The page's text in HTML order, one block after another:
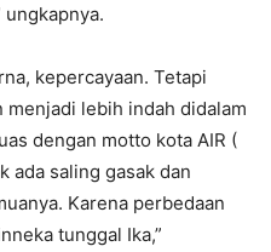
ungkapnya.
kepercayaan. Tetapi
menjadi lebih indah didalam
dengan motto kota AIR (
ada saling gasak dan
Karena perbedaan
tunggal Ika,”